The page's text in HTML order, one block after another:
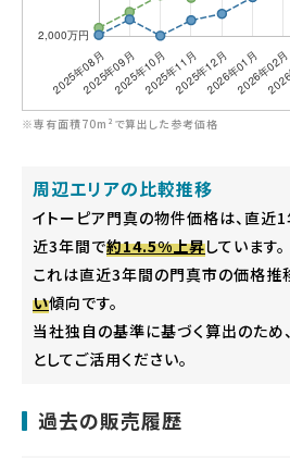
※専有面積70m²で算出した参考価格
周辺エリアの比較推移
イトーピア門真の物件価格は、直近
近3年間で約14.5%上昇しています。
これは直近3年間の門真市の価格推
い傾向です。
当社独自の基準に基づく算出のため
としてご活用ください。
過去の販売履歴